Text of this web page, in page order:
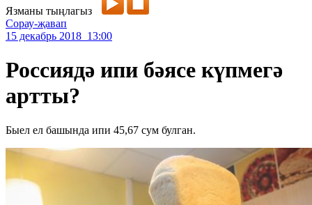
Язманы тыңлагыз
Сорау-җавап
15 декабрь 2018 13:00
Россиядә ипи бәясе күпмегә
артты?
Быел ел башында ипи 45,67 сум булган.